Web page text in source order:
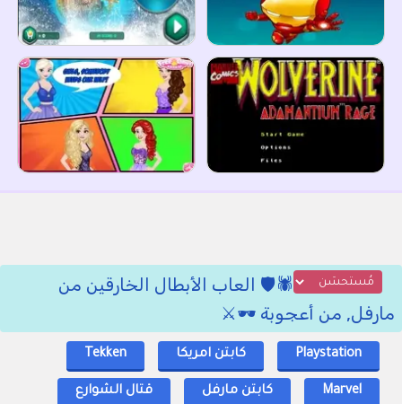
🕷️🛡️ العاب الأبطال الخارقين من
مارفل, من أعجوبة 🕶️⚔️
Playstation كابتن امريكا Tekken
Marvel كابتن مارفل قتال الشوارع